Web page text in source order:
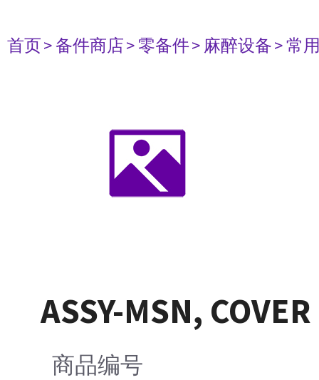
首页> 备件商店> 零备件> 麻醉设备> 常
ASSY-MSN,
商品编号